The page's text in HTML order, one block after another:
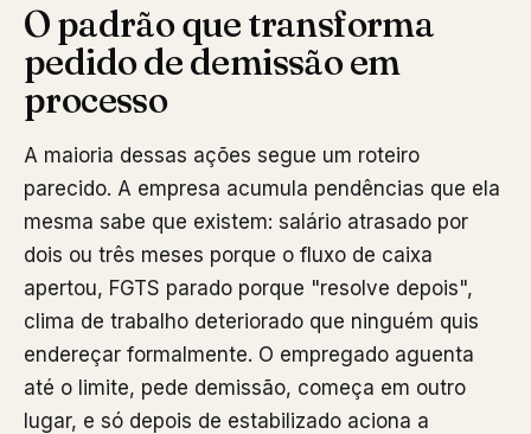
O padrão que transforma
pedido de demissão em
processo
A maioria dessas ações segue um roteiro
parecido. A empresa acumula pendências que ela
mesma sabe que existem: salário atrasado por
dois ou três meses porque o fluxo de caixa
apertou, FGTS parado porque "resolve depois",
clima de trabalho deteriorado que ninguém quis
endereçar formalmente. O empregado aguenta
até o limite, pede demissão, começa em outro
lugar, e só depois de estabilizado aciona a